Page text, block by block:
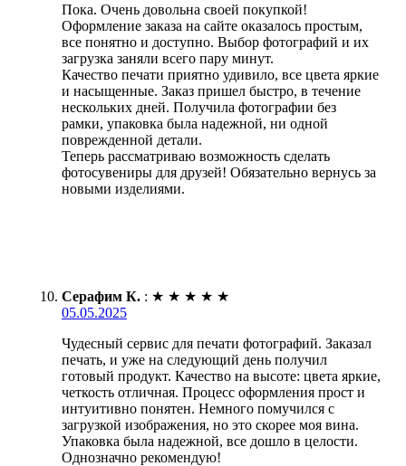
Пока. Очень довольна своей покупкой!
Оформление заказа на сайте оказалось простым,
все понятно и доступно. Выбор фотографий и их
загрузка заняли всего пару минут.
Качество печати приятно удивило, все цвета яркие
и насыщенные. Заказ пришел быстро, в течение
нескольких дней. Получила фотографии без
рамки, упаковка была надежной, ни одной
поврежденной детали.
Теперь рассматриваю возможность сделать
фотосувениры для друзей! Обязательно вернусь за
новыми изделиями.
Серафим К. : ★ ★ ★ ★ ★
05.05.2025
Чудесный сервис для печати фотографий. Заказал
печать, и уже на следующий день получил
готовый продукт. Качество на высоте: цвета яркие,
четкость отличная. Процесс оформления прост и
интуитивно понятен. Немного помучился с
загрузкой изображения, но это скорее моя вина.
Упаковка была надежной, все дошло в целости.
Однозначно рекомендую!